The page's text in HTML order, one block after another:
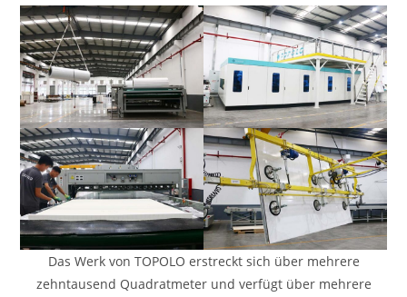
Das Werk von TOPOLO erstreckt sich über mehrere
zehntausend Quadratmeter und verfügt über mehrere